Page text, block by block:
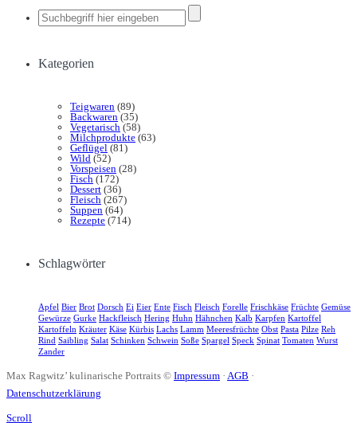
Kategorien
Teigwaren (89)
Backwaren (35)
Vegetarisch (58)
Milchprodukte (63)
Geflügel (81)
Wild (52)
Vorspeisen (28)
Fisch (172)
Dessert (36)
Fleisch (267)
Suppen (64)
Rezepte (714)
Schlagwörter
Apfel Bier Brot Dorsch Ei Eier Ente Fisch Fleisch Forelle Frischkäse Früchte Gemüse
Gewürze Gurke Hackfleisch Hering Huhn Hähnchen Kalb Karpfen Kartoffel
Kartoffeln Kräuter Käse Kürbis Lachs Lamm Meeresfrüchte Obst Pasta Pilze Reh
Rind Saibling Salat Schinken Schwein Soße Spargel Speck Spinat Tomaten Wurst
Zander
Max Ragwitz’ kulinarische Portraits © Impressum · AGB ·
Datenschutzerklärung
Scroll